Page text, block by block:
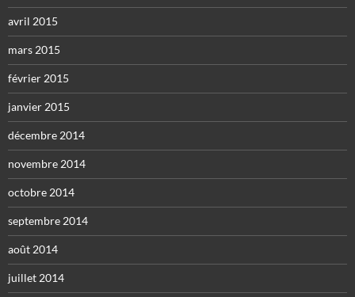
avril 2015
mars 2015
février 2015
janvier 2015
décembre 2014
novembre 2014
octobre 2014
septembre 2014
août 2014
juillet 2014